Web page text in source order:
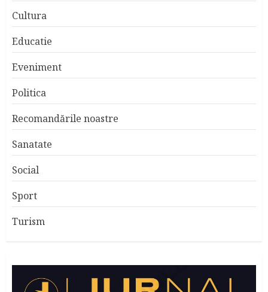
Cultura
Educatie
Eveniment
Politica
Recomandările noastre
Sanatate
Social
Sport
Turism